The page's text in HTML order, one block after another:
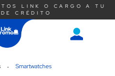
LINK O CARGO A TU
CRÉDITO
Saltar
Smartwatches